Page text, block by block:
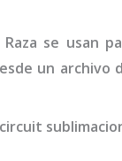
se usan
un
circuit